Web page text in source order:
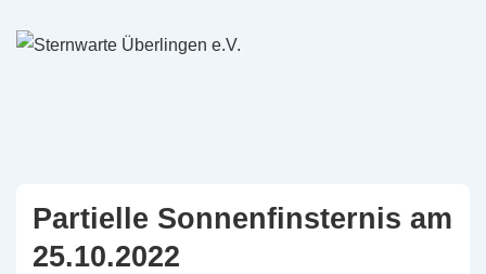
Zum
Partielle Sonnenfinsternis am
25.10.2022